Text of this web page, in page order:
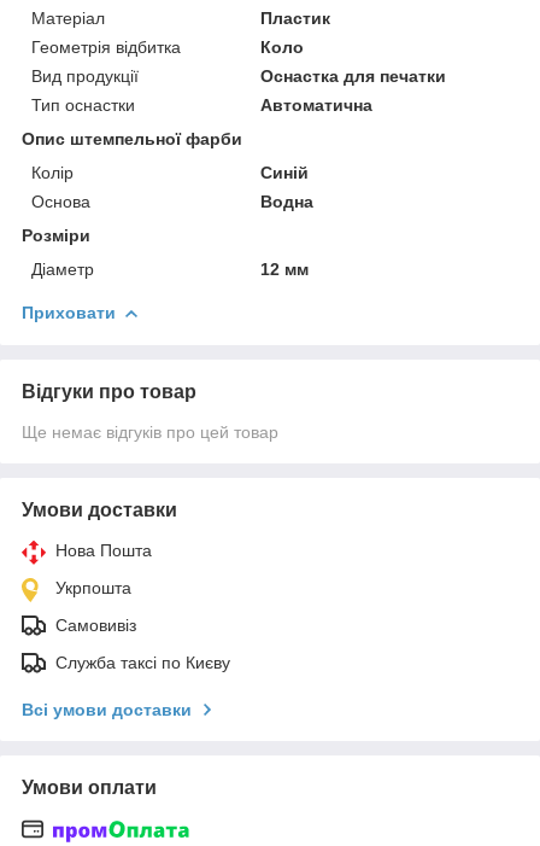
Матеріал
Пластик
Геометрія відбитка
Коло
Вид продукції
Оснастка для печатки
Тип оснастки
Автоматична
Опис штемпельної фарби
Колір
Синій
Основа
Водна
Розміри
Діаметр
12 мм
Приховати
Відгуки про товар
Ще немає відгуків про цей товар
Умови доставки
Нова Пошта
Укрпошта
Самовивіз
Служба таксі по Києву
Всі умови доставки
Умови оплати